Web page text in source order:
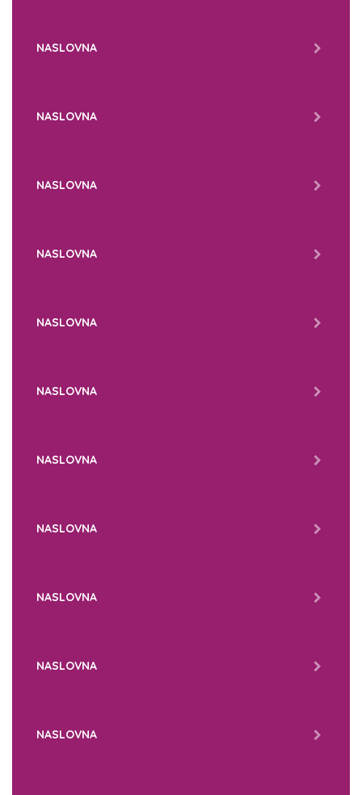
NASLOVNA
NASLOVNA
NASLOVNA
NASLOVNA
NASLOVNA
NASLOVNA
NASLOVNA
NASLOVNA
NASLOVNA
NASLOVNA
NASLOVNA